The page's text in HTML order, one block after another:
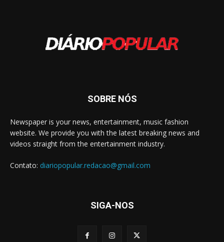
SOBRE NÓS
Newspaper is your news, entertainment, music fashion
website. We provide you with the latest breaking news and
videos straight from the entertainment industry.
Contato: diariopopular.redacao@gmail.com
SIGA-NOS